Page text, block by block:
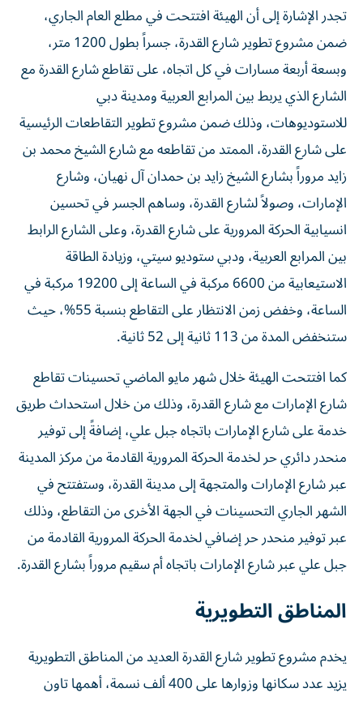
تجدر الإشارة إلى أن الهيئة افتتحت في مطلع العام الجاري،
ضمن مشروع تطوير شارع القدرة، جسراً بطول 1200 متر،
وبسعة أربعة مسارات في كل اتجاه، على تقاطع شارع القدرة مع
الشارع الذي يربط بين المرابع العربية ومدينة دبي
للاستوديوهات، وذلك ضمن مشروع تطوير التقاطعات الرئيسية
على شارع القدرة، الممتد من تقاطعه مع شارع الشيخ محمد بن
زايد مروراً بشارع الشيخ زايد بن حمدان آل نهيان، وشارع
الإمارات، وصولاً لشارع القدرة، وساهم الجسر في تحسين
انسيابية الحركة المرورية على شارع القدرة، وعلى الشارع الرابط
بين المرابع العربية، ودبي ستوديو سيتي، وزيادة الطاقة
الاستيعابية من 6600 مركبة في الساعة إلى 19200 مركبة في
الساعة، وخفض زمن الانتظار على التقاطع بنسبة 55%، حيث
ستنخفض المدة من 113 ثانية إلى 52 ثانية.
كما افتتحت الهيئة خلال شهر مايو الماضي تحسينات تقاطع
شارع الإمارات مع شارع القدرة، وذلك من خلال استحداث طريق
خدمة على شارع الإمارات باتجاه جبل علي، إضافةً إلى توفير
منحدر دائري حر لخدمة الحركة المرورية القادمة من مركز المدينة
عبر شارع الإمارات والمتجهة إلى مدينة القدرة، وستفتتح في
الشهر الجاري التحسينات في الجهة الأخرى من التقاطع، وذلك
عبر توفير منحدر حر إضافي لخدمة الحركة المرورية القادمة من
جبل علي عبر شارع الإمارات باتجاه أم سقيم مروراً بشارع القدرة.
المناطق التطويرية
يخدم مشروع تطوير شارع القدرة العديد من المناطق التطويرية
يزيد عدد سكانها وزوارها على 400 ألف نسمة، أهمها تاون